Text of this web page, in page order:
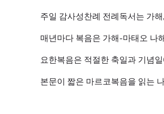
주일 감사성찬례 전례독서는 가
매년마다 복음은 가해-마태오 나
요한복음은 적절한 축일과 기념
본문이 짧은 마르코복음을 읽는